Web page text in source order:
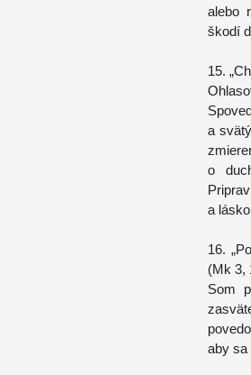
alebo
škodí
15.
a
o
a
16.
(Mk 3,
Som
aby sa